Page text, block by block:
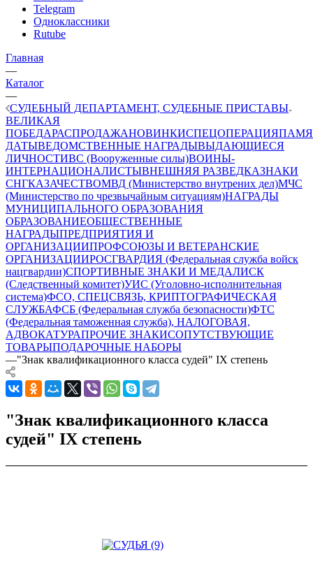
Telegram
Одноклассники
Rutube
Главная
—
Каталог
—
СУДЕБНЫЙ ДЕПАРТАМЕНТ, СУДЕБНЫЕ ПРИСТАВЫ
ВЕЛИКАЯ
ПОБЕДАРАСПРОДАЖАНОВИНКИСПЕЦОПЕРАЦИЯ
ДАТЫВЕДОМСТВЕННЫЕ НАГРАДЫВЫДАЮЩИЕСЯ
ЛИЧНОСТИВС (Вооруженные силы)ВОИНЫ-
ИНТЕРНАЦИОНАЛИСТЫВНЕШНЯЯ РАЗВЕДКАЗНАКИ
СНГКАЗАЧЕСТВОМВД (Министерство внутрених дел)МЧС
(Министерство по чрезвычайным ситуациям)НАГРАДЫ
МУНИЦИПАЛЬНОГО ОБРАЗОВАНИЯ
ОБРАЗОВАНИЕОБЩЕСТВЕННЫЕ
НАГРАДЫПРЕДПРИЯТИЯ И
ОРГАНИЗАЦИИПРОФСОЮЗЫ И ВЕТЕРАНСКИЕ
ОРГАНИЗАЦИИРОСГВАРДИЯ (Федеральная служба войск
нацгвардии)СПОРТИВНЫЕ ЗНАКИ И МЕДАЛИСК
(Следственный комитет)УИС (Уголовно-исполнительная
система)ФСО, СПЕЦСВЯЗЬ, КРИПТОГРАФИЧЕСКАЯ
СЛУЖБАФСБ (Федеральная служба безопасности)ФТС
(Федеральная таможенная служба), НАЛОГОВАЯ,
АДВОКАТУРАПРОЧИЕ ЗНАКИСОПУТСТВУЮЩИЕ
ТОВАРЫПОДАРОЧНЫЕ НАБОРЫ
—"Знак квалификационного класса судей" IX степень
"Знак квалификационного класса
судей" IX степень